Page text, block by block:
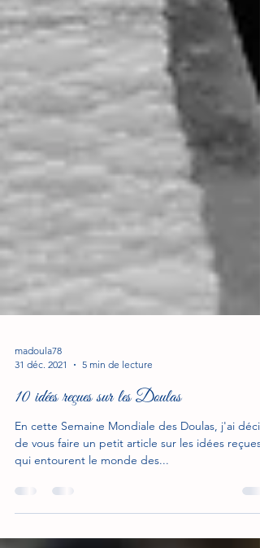
31 déc. 2021
5 min de lecture
10 idées reçues sur les Doulas
En cette Semaine Mondiale des Doulas, j'ai
qui entourent le monde des...